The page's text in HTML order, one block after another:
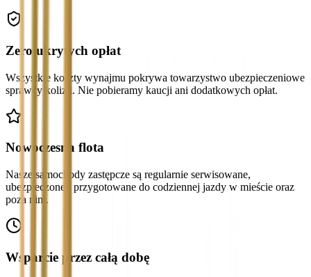
Zero ukrytych opłat
Wszystkie koszty wynajmu pokrywa towarzystwo ubezpieczeniowe
sprawcy kolizji. Nie pobieramy kaucji ani dodatkowych opłat.
Nowoczesna flota
Nasze samochody zastępcze są regularnie serwisowane,
ubezpieczone i przygotowane do codziennej jazdy w mieście oraz
poza nim.
Wsparcie przez całą dobę